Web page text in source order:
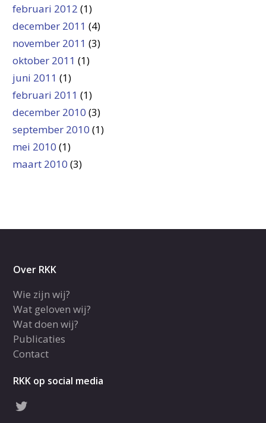
februari 2012 (1)
december 2011 (4)
november 2011 (3)
oktober 2011 (1)
juni 2011 (1)
februari 2011 (1)
december 2010 (3)
september 2010 (1)
mei 2010 (1)
maart 2010 (3)
Over RKK
Wie zijn wij?
Wat geloven wij?
Wat doen wij?
Publicaties
Contact
RKK op social media